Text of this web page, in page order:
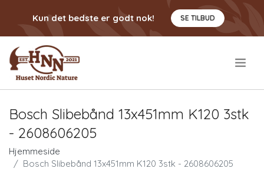
Kun det bedste er godt nok! SE TILBUD
Bosch Slibebånd 13x451mm K120 3stk
- 2608606205
Hjemmeside
Bosch Slibebånd 13x451mm K120 3stk - 2608606205